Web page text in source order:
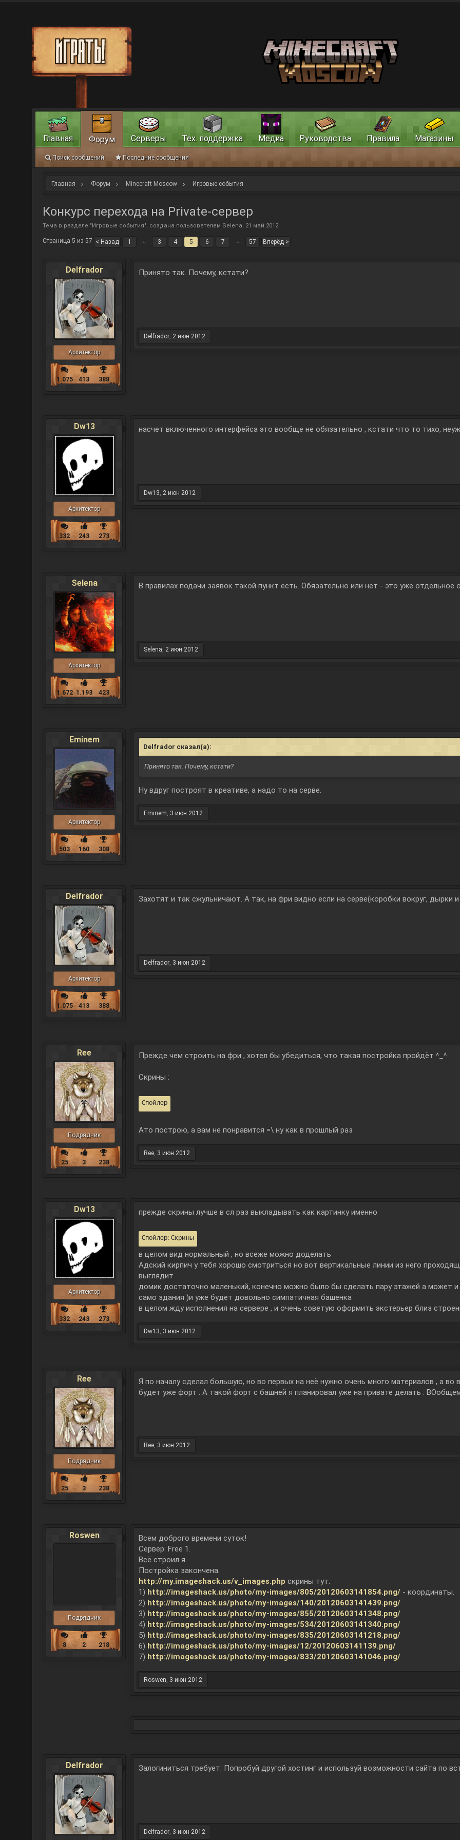
Главная Форум Minecraft Moscow Игровые события
Конкурс перехода на Private-сервер
Тема в разделе "Игровые события", создана пользователем Selena, 21 май 2012.
Страница 5 из 57 < Назад 1 ← 3 4 5 6 7 → 57 Вперёд >
Delfrador
Архитектор
1.075 413 388
Принято так. Почему, кстати?
Delfrador, 2 июн 2012
Dw13
Архитектор
332 243 273
насчет включенного интерфейса это вообще не обязательно , кстати что то тихо,
Dw13, 2 июн 2012
Selena
Архитектор
1.672 1.193 423
В правилах подачи заявок такой пункт есть. Обязательно или нет - это уже отдельное
Selena, 2 июн 2012
Eminem
Архитектор
503 160 308
Delfrador сказал(а):
Принято так. Почему, кстати?
Ну вдруг построят в креативе, а надо то на серве.
Eminem, 3 июн 2012
Delfrador
Архитектор
1.075 413 388
Захотят и так сжульничают. А так, на фри видно если на серве(коробки вокруг, дырки
Delfrador, 3 июн 2012
Ree
Подрядчик
25 3 238
Прежде чем строить на фри , хотел бы убедиться, что такая постройка пройдёт ^_^
Скрины :
Спойлер
Ато построю, а вам не понравится =\ ну как в прошлый раз
Ree, 3 июн 2012
Dw13
Архитектор
332 243 273
прежде скрины лучше в сл раз выкладывать как картинку именно
Спойлер: Скрины
в целом вид нормальный , но всеже можно доделать
Адский кирпич у тебя хорошо смотриться но вот вертикальные линии из него
выглядит
домик достаточно маленький, конечно можно было бы сделать пару этажей а может
само здания )и уже будет довольно симпатичная башенка
в целом жду исполнения на сервере , и очень советую оформить экстерьер близ
Dw13, 3 июн 2012
Ree
Подрядчик
25 3 238
Я по началу сделал большую, но во первых на неё нужно очень много материалов , а
будет уже форт . А такой форт с башней я планировал уже на привате делать .
Ree, 3 июн 2012
Roswen
Подрядчик
8 2 218
Всем доброго времени суток!
Сервер: Free 1.
Всё строил я.
Постройка закончена.
http://my.imageshack.us/v_images.php скрины тут:
1) http://imageshack.us/photo/my-images/805/20120603141854.png/ - координаты.
2) http://imageshack.us/photo/my-images/140/20120603141439.png/
3) http://imageshack.us/photo/my-images/855/20120603141348.png/
4) http://imageshack.us/photo/my-images/534/20120603141340.png/
5) http://imageshack.us/photo/my-images/835/20120603141218.png/
6) http://imageshack.us/photo/my-images/12/20120603141139.png/
7) http://imageshack.us/photo/my-images/833/20120603141046.png/
Roswen, 3 июн 2012
Delfrador Залогиниться требует. Попробуй другой хостинг и используй возможности сайта по
Delfrador, 3 июн 2012
Главная Форум
Поиск сообщений Последние сообщения
Серверы Тех. поддержка Медиа Руководства Правила Магазины